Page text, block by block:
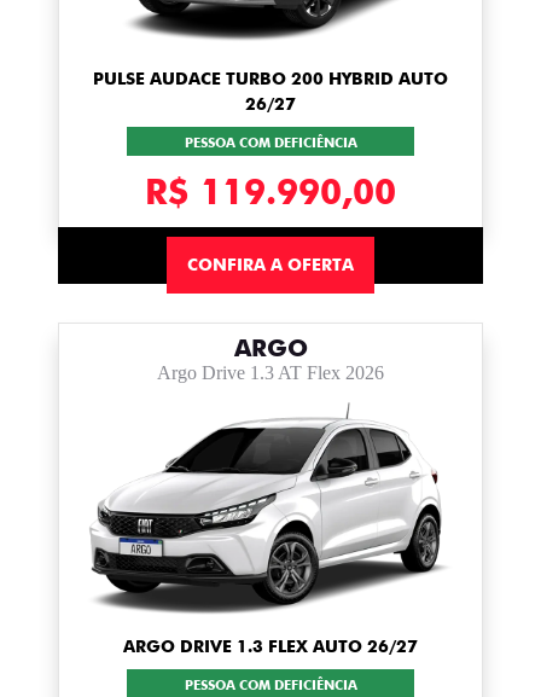
PULSE AUDACE TURBO 200 HYBRID AUTO
26/27
PESSOA COM DEFICIÊNCIA
R$ 119.990,00
CONFIRA A OFERTA
ARGO
Argo Drive 1.3 AT Flex 2026
ARGO DRIVE 1.3 FLEX AUTO 26/27
PESSOA COM DEFICIÊNCIA